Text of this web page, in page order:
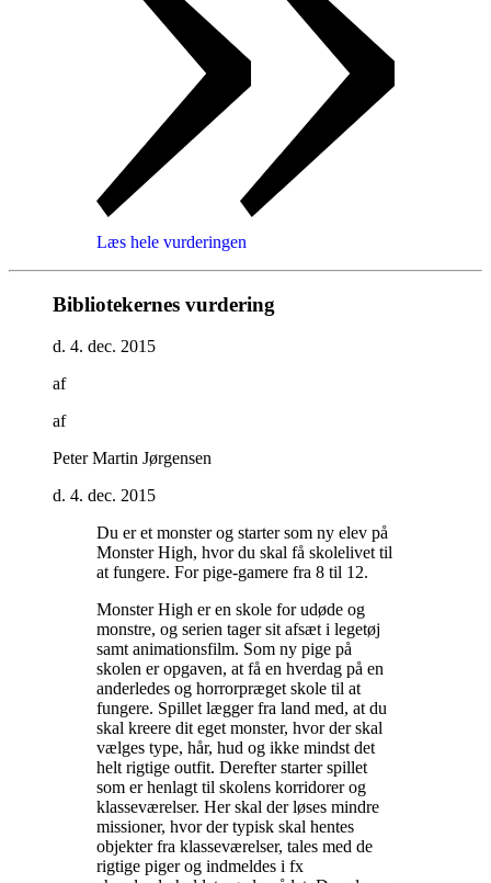
Læs hele vurderingen
Bibliotekernes vurdering
d. 4. dec. 2015
af
af
Peter Martin Jørgensen
d. 4. dec. 2015
Du er et monster og starter som ny elev på
Monster High, hvor du skal få skolelivet til
at fungere. For pige-gamere fra 8 til 12.
Monster High er en skole for udøde og
monstre, og serien tager sit afsæt i legetøj
samt animationsfilm. Som ny pige på
skolen er opgaven, at få en hverdag på en
anderledes og horrorpræget skole til at
fungere. Spillet lægger fra land med, at du
skal kreere dit eget monster, hvor der skal
vælges type, hår, hud og ikke mindst det
helt rigtige outfit. Derefter starter spillet
som er henlagt til skolens korridorer og
klasseværelser. Her skal der løses mindre
missioner, hvor der typisk skal hentes
objekter fra klasseværelser, tales med de
rigtige piger og indmeldes i fx